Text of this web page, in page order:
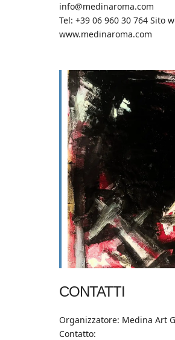
info@medinaroma.com
Tel: +39 06 960 30 764 Sito
www.medinaroma.com
CONTATTI
Organizzatore: Medina Art
Contatto: